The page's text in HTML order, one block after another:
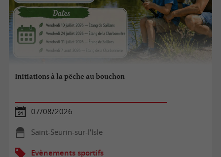
Initiations à la pêche au bouchon
07/08/2026
Saint-Seurin-sur-l'Isle
Evènements sportifs